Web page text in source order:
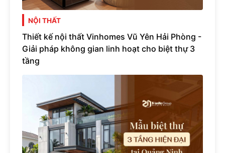
NỘI THẤT
Thiết kế nội thất Vinhomes Vũ Yên Hải Phòng -
Giải pháp không gian linh hoạt cho biệt thự 3
tầng